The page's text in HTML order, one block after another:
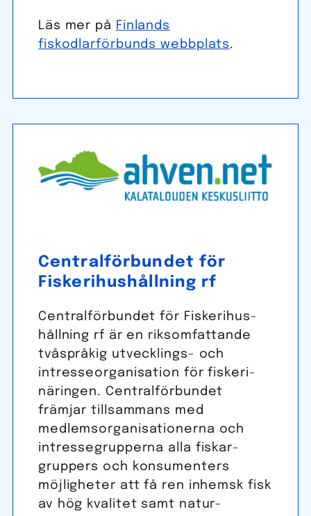
Läs mer på Finlands
fiskodlarförbunds webbplats.
Central­förbundet för
Fiskeri­hushållning rf
Central­förbundet för Fiskeri­hus­
hållning rf är en riksom­fattande
tvåspråkig utvecklings- och
intresse­organisation för fiskeri­
näringen. Central­förbundet
främjar till­sammans med
medlems­organisationerna och
intresse­grupperna alla fiskar­
gruppers och konsumenters
möjligheter att få ren inhemsk fisk
av hög kvalitet samt natur­